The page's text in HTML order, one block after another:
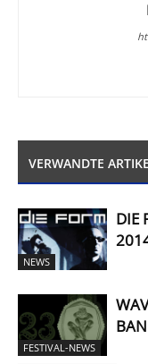
VERWANDTE
NEWS
DIE
FESTIVAL-NEWS